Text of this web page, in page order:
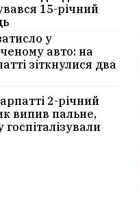
15-річний
у
авто: на
зіткнулися два
2-річний
випив пальне,
госпіталізували